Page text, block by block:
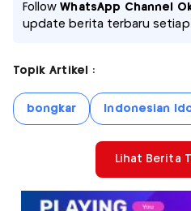
FollowWhatsApp Channel
update berita terbaru setiap
Topik Artikel :
bongkar Indonesian
Lihat Berita